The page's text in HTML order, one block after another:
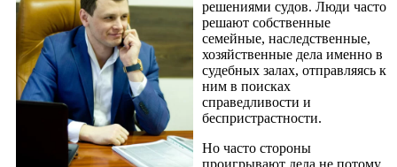
решениями судов. Люди часто
решают собственные
семейные, наследственные,
хозяйственные дела именно в
судебных залах, отправляясь к
ним в поисках
справедливости и
беспристрастности.
Но часто стороны
проигрывают дела не потому,